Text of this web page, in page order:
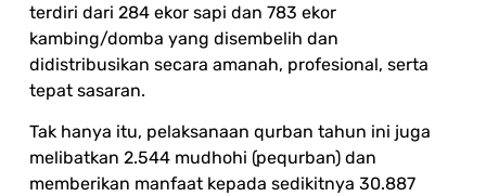
terdiri dari 284 ekor sapi dan 783 ekor
kambing/domba yang disembelih dan
didistribusikan secara amanah, profesional, serta
tepat sasaran.
Tak hanya itu, pelaksanaan qurban tahun ini juga
melibatkan 2.544 mudhohi (pequrban) dan
memberikan manfaat kepada sedikitnya 30.887